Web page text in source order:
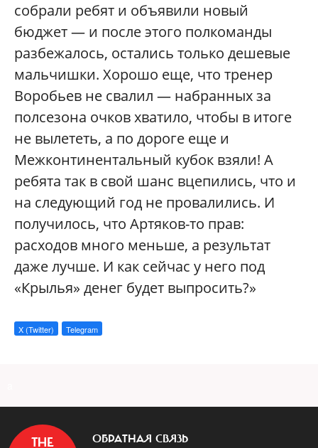
собрали ребят и объявили новый
бюджет — и после этого полкоманды
разбежалось, остались только дешевые
мальчишки. Хорошо еще, что тренер
Воробьев не свалил — набранных за
полсезона очков хватило, чтобы в итоге
не вылететь, а по дороге еще и
Межконтинентальный кубок взяли! А
ребята так в свой шанс вцепились, что и
на следующий год не провалились. И
получилось, что Артяков-то прав:
расходов много меньше, а результат
даже лучше. И как сейчас у него под
«Крылья» денег будет выпросить?»
X (Twitter) Telegram
ОБРАТНАЯ СВЯЗЬ